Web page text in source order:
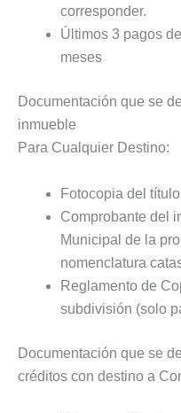
corresponder.
Últimos 3 pagos
meses
Documentación que se
inmueble
Para Cualquier Destino:
Fotocopia del
Comprobante del
Municipal de la
nomenclatura
Reglamento de
subdivisión (solo
Documentación que se
créditos con destino a